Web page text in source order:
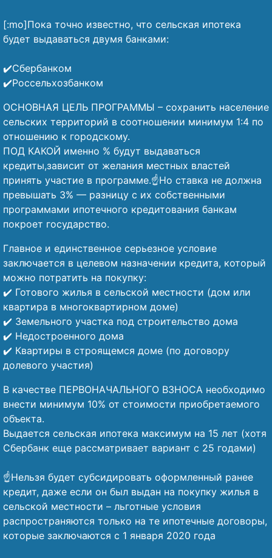
[:mo]Пока точно известно, что сельская ипотека
будет выдаваться двумя банками:
✔️Сбербанком
✔️Россельхозбанком
ОСНОВНАЯ ЦЕЛЬ ПРОГРАММЫ – сохранить население
сельских территорий в соотношении минимум 1:4 по
отношению к городскому.
ПОД КАКОЙ именно % будут выдаваться
кредиты,зависит от желания местных властей
принять участие в программе.☝️Но ставка не должна
превышать 3% — разницу с их собственными
программами ипотечного кредитования банкам
покроет государство.
Главное и единственное серьезное условие
заключается в целевом назначении кредита, который
можно потратить на покупку:
✔️ Готового жилья в сельской местности (дом или
квартира в многоквартирном доме)
✔️ Земельного участка под строительство дома
✔️ Недостроенного дома
✔️ Квартиры в строящемся доме (по договору
долевого участия)
В качестве ПЕРВОНАЧАЛЬНОГО ВЗНОСА необходимо
внести минимум 10% от стоимости приобретаемого
объекта.
Выдается сельская ипотека максимум на 15 лет (хотя
Сбербанк еще рассматривает вариант с 25 годами)
☝️Нельзя будет субсидировать оформленный ранее
кредит, даже если он был выдан на покупку жилья в
сельской местности – льготные условия
распространяются только на те ипотечные договоры,
которые заключаются с 1 января 2020 года